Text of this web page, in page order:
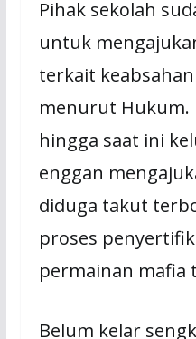
Pihak sekolah
untuk
terkait
menurut Hukum.
hingga saat ini
enggan
diduga takut
proses
permainan mafia
Belum kelar